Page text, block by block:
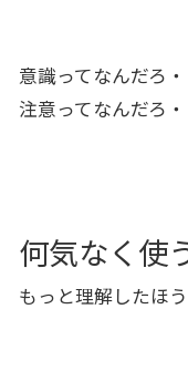
意識ってなんだろ・
注意ってなんだろ・
何気なく使
もっと理解したほ